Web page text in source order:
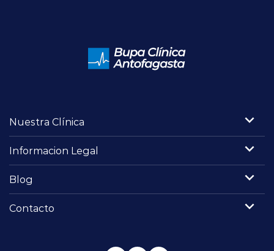
Nuestra Clínica
Informacion Legal
Blog
Contacto